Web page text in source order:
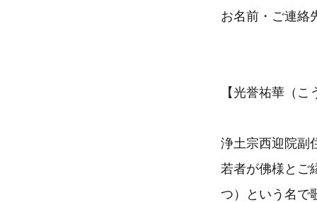
お名前・ご連絡
【光誉祐華（
浄土宗西迎院副
若者が佛様とご
つ）という名で